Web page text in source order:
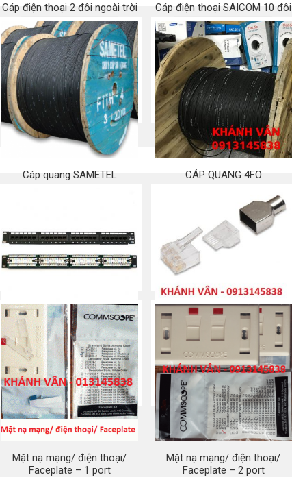
Cáp điện thoại 2 đôi ngoài trời
Mua ngay
Cáp điện thoại SAICOM 10 đôi
Mua ngay
Cáp quang SAMETEL CÁP QUANG 4FO
Patch panel 24 port CAT5e
Mua ngay
RJ45 Cat 6 – Plug/ jack/ Đầu
bấm/ Hạt mạng (3 mảnh)
Mua ngay
Mặt nạ mạng/ điện thoại/
Faceplate – 1 port
Mặt nạ mạng/ điện thoại/
Faceplate – 2 port